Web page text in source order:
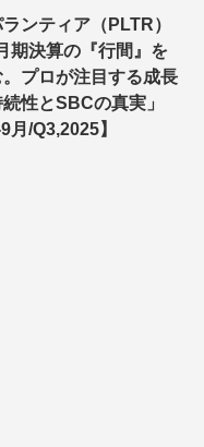
ランティア（PLTR）
期決算の『行間』を
プロが注目する成長
性とSBCの真実」
9月/Q3,2025】